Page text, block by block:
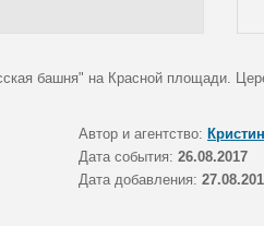
башня" на Красной площади.
Автор и агентство:
Дата события: 26.08.2017
Дата добавления: